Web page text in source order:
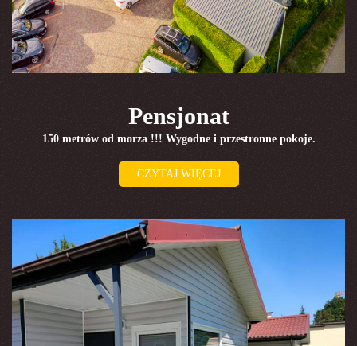
Pensjonat
150 metrów od morza !!! Wygodne i przestronne pokoje.
CZYTAJ WIĘCEJ